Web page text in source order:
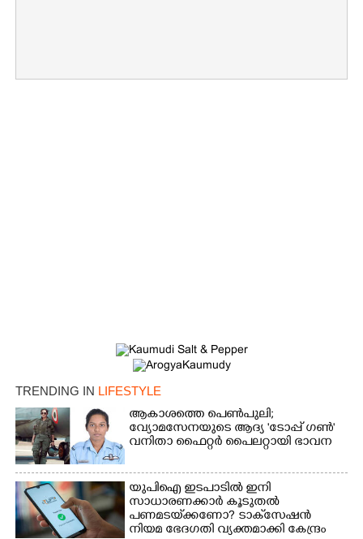
TRENDING IN LIFESTYLE
ആകാശത്തെ പെൺപുലി;
വ്യോമസേനയുടെ ആദ്യ 'ടോപ്പ് ഗൺ'
വനിതാ ഫൈറ്റർ പൈലറ്റായി ഭാവന
യുപിഐ ഇടപാടിൽ ഇനി
സാധാരണക്കാർ കൂടുതൽ
പണമടയ്‌ക്കണോ?​ ടാക്‌സേഷൻ
നിയമ ഭേദഗതി വ്യക്തമാക്കി കേന്ദ്രം